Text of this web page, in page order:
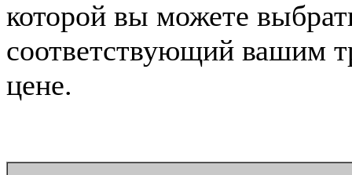
которой вы можете
соответствующий вашим
цене.